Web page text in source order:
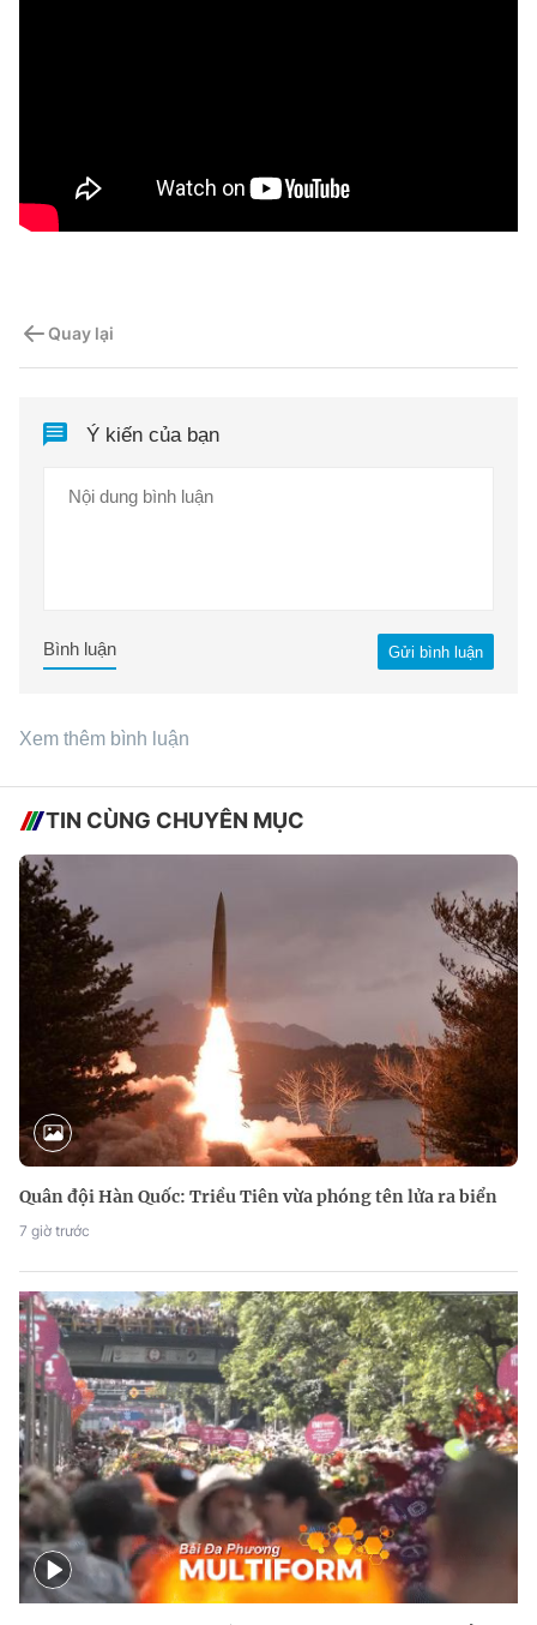
Quay lại
Ý kiến của bạn
Gửi bình luận
Bình luận
Xem thêm bình luận
TIN CÙNG CHUYÊN MỤC
Quân đội Hàn Quốc: Triều Tiên vừa phóng tên lửa ra biển
7 giờ trước